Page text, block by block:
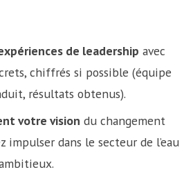
de leadership avec
chiffrés si possible (équipe
résultats obtenus).
votre vision du changement
impulser dans le secteur de l’eau